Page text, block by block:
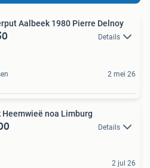
Waterput Aalbeek 1980 Pierre Delnoy
Details
2 mei 26
Heemwieë noa Limburg
Details
2 jul 26